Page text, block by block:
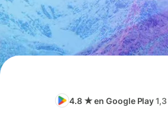
4.8 ★ en Google Play